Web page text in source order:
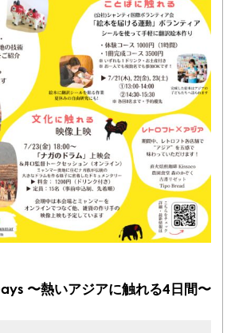
〜熱いアジアに触れる4日間〜